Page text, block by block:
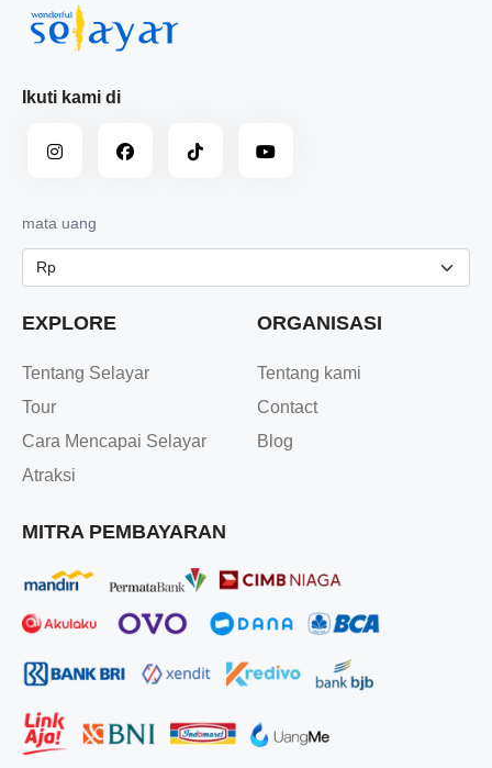
Ikuti kami di
mata uang
EXPLORE
Tentang Selayar
Tour
Cara Mencapai Selayar
Atraksi
ORGANISASI
Tentang kami
Contact
Blog
MITRA PEMBAYARAN